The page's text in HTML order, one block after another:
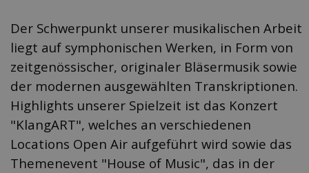
Der Schwerpunkt unserer musikalischen Arbeit
liegt auf symphonischen Werken, in Form von
zeitgenössischer, originaler Bläsermusik sowie
der modernen ausgewählten Transkriptionen.
Highlights unserer Spielzeit ist das Konzert
"KlangART", welches an verschiedenen
Locations Open Air aufgeführt wird sowie das
Themenevent "House of Music", das in der